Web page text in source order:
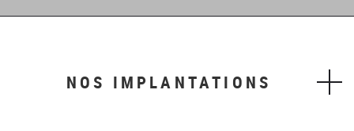
NOS IMPLANTATIONS